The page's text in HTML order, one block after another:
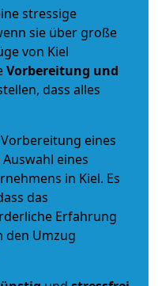
stressige
sie über große
von Kiel
Vorbereitung und
dass alles
eines
eines
in Kiel. Es
das
Erfahrung
den Umzug